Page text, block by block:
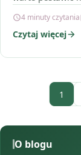
4 minuty czytania
Czytaj więcej
1
O blogu